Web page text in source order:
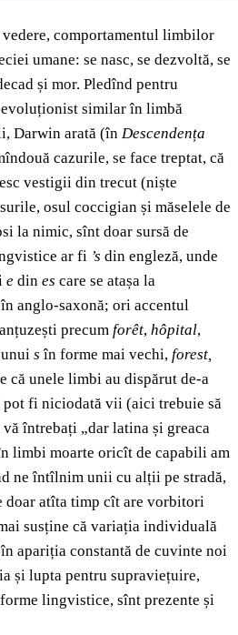
comportamentul limbilor
umane: se nasc, se dezvoltă, se
și mor. Pledînd pentru
similar în limbă
Darwin arată (în Descendența
cazurile, se face treptat, că
vestigii din trecut (niște
osul coccigian și măselele de
la nimic, sînt doar sursă de
ar fi ’s din engleză, unde
e din es care se atașa la
anglo-saxonă; ori accentul
precum forêt, hôpital,
s în forme mai vechi, forest,
că unele limbi au dispărut de-a
fi niciodată vii (aici trebuie să
întrebați „dar latina și greaca
limbi moarte oricît de capabili am
ne întîlnim unii cu alții pe stradă,
doar atîta timp cît are vorbitori
susține că variația individuală
apariția constantă de cuvinte noi
și lupta pentru supraviețuire,
lingvistice, sînt prezente și